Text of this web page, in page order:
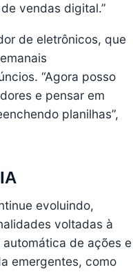
vendas digital.”
de eletrônicos, que
“Agora posso
e pensar em
planilhas”,
evoluindo,
voltadas à
de ações e
emergentes, como